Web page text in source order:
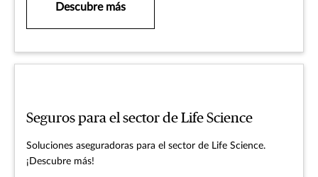
Descubre más
Seguros para el sector de Life Science
Soluciones aseguradoras para el sector de Life Science.
¡Descubre más!